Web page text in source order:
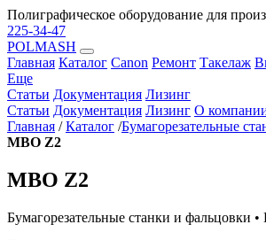
Полиграфическое оборудование для
225-34-47
POLMASH
Главная Каталог Canon Ремонт Такелаж
Еще
Статьи Документация Лизинг
Статьи Документация Лизинг О
Главная / Каталог /Бумагорезательные
MBO Z2
MBO Z2
Бумагорезательные станки и фальцовки